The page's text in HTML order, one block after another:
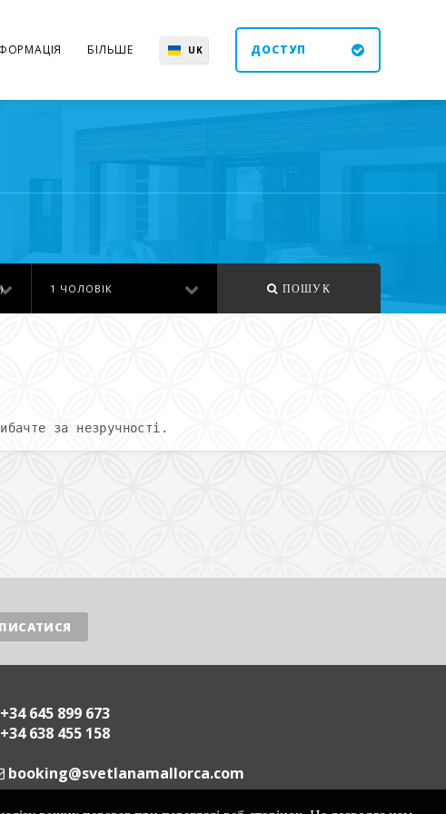
БІЛЬШЕ UK ДОСТУП
1 ЧОЛОВІК ПОШУК
за незручності.
+34 645 899 673
+34 638 455 158
moc.acrollamanaltevs@gnikoob